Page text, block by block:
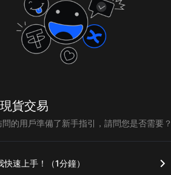
貨交易
的用戶準備了新手指引，請問您是否需要？
快速上手！（1分鐘）